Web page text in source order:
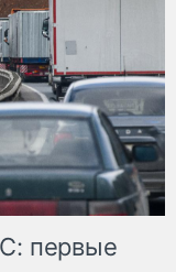
первые